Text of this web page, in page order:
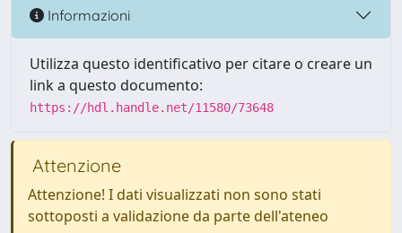
Informazioni
Utilizza questo identificativo per citare o creare un
link a questo documento:
https://hdl.handle.net/11580/73648
Attenzione
Attenzione! I dati visualizzati non sono stati
sottoposti a validazione da parte dell'ateneo